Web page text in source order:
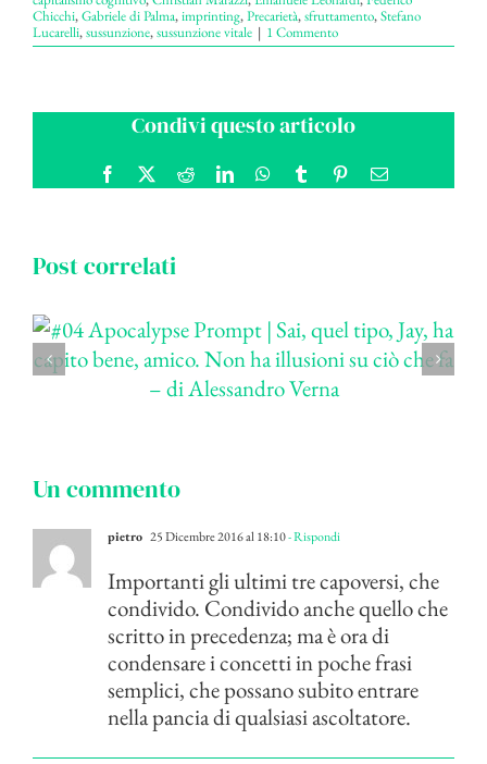
Chicchi,Gabriele di Palma,imprinting,Precarietà,sfruttamento,Stefano
Lucarelli,sussunzione,sussunzione vitale | 1 Commento
Condivi questo articolo
Facebook RedditLinkedInWhatsApp
Tumblr PinterestEmail
Post correlati
Un commento
pietro 25 Dicembre 2016 al 18:10- Rispondi
Importanti gli ultimi tre capoversi, che
condivido. Condivido anche quello che
scritto in precedenza; ma è ora di
condensare i concetti in poche frasi
semplici, che possano subito entrare
nella pancia di qualsiasi ascoltatore.